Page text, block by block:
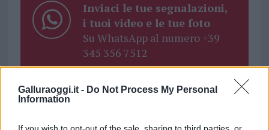
Galluraoggi.it - Do Not Process My Personal
Information
If you wish to opt-out of the sale, sharing to third parties, or
Inviaci le tue segnalazioni,
i tuoi video e le tue foto
Su WhatsApp al numero +39
345 356 7512
Ricevi le nostre ultime news